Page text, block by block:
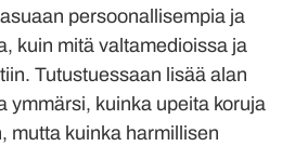
persoonallisempia ja
kuin mitä valtamedioissa ja
Tutustuessaan lisää alan
ymmärsi, kuinka upeita koruja
mutta kuinka harmillisen